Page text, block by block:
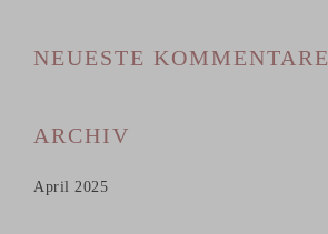
NEUESTE KOMMENTARE
ARCHIV
April 2025